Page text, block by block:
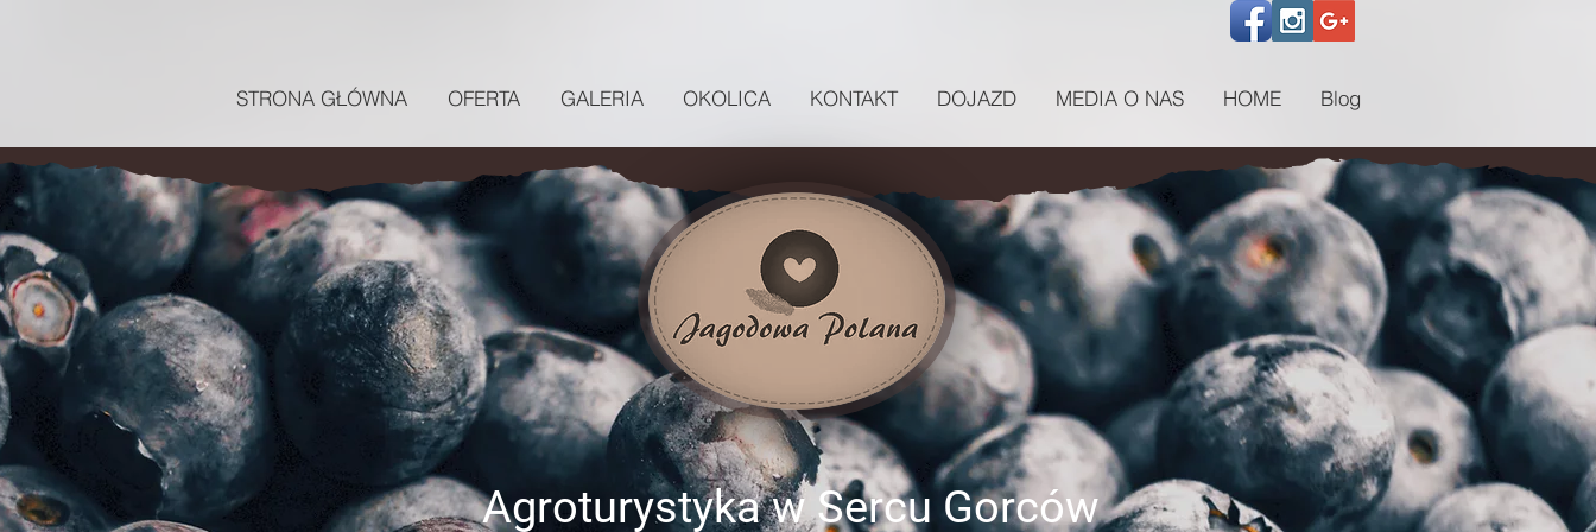
STRONA GŁÓWNA OFERTA GALERIA OKOLICA KONTAKT DOJAZD MEDIA O NAS HOME Blog
Agroturystyka w Sercu Gorców